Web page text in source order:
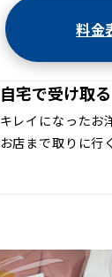
料金
自宅で受け取る
キレイになったお
お店まで取りに行